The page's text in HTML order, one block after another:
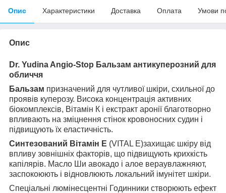
Опис Характеристики Доставка Оплата Умови
Опис
Dr. Yudina Angio-Stop Бальзам антикуперозний для
обличчя
Бальзам призначений для чутливої шкіри, схильної до
проявів куперозу. Висока концентрація активних
біокомплексів, Вітамін К і екстракт аронії благотворно
впливають на зміцнення стінок кровоносних судин і
підвищують їх еластичність.
Синтезований Вітамін Е (VITAL E)захищає шкіру від
впливу зовнішніх факторів, що підвищують крихкість
капілярів. Масло Ши авокадо і алое вераувлажняют,
заспокоюють і відновлюють локальний імунітет шкіри.
Спеціальні люмінесцентні Годинники створюють ефект